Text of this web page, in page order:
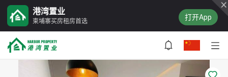
港湾置业
柬埔寨买房租房首选 打开App